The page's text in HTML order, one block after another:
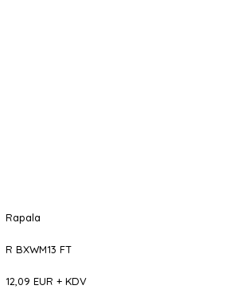
Rapala
R BXWM13 FT
12,09 EUR + KDV